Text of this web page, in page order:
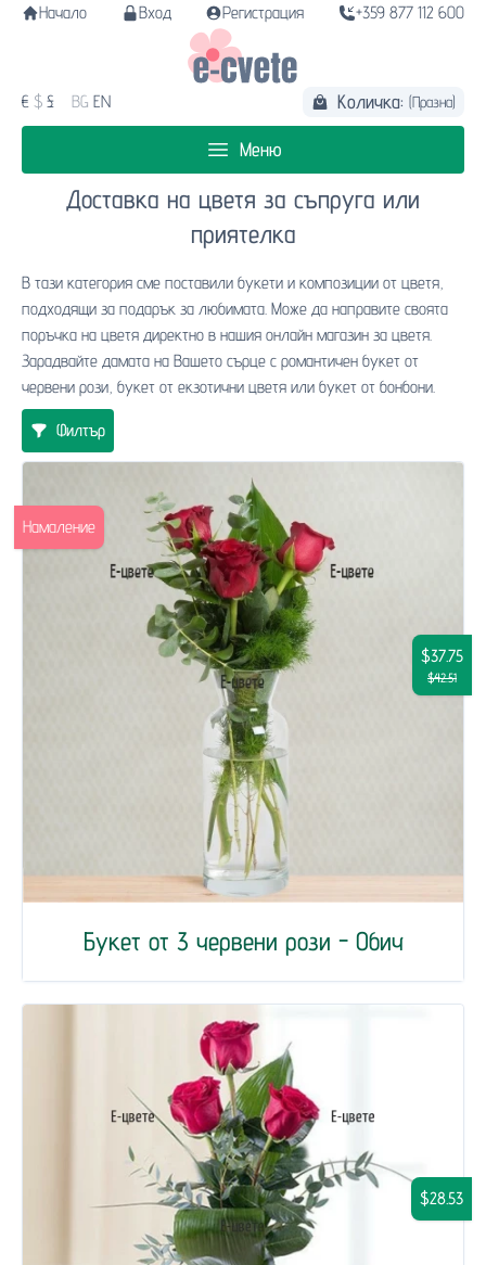
Начало Вход Регистрация +359 877 112 600
€ $ £ BG EN Количка: (Празна)
Меню
Доставка на цветя за съпруга или
приятелка
В тази категория сме поставили букети и композиции от цветя,
подходящи за подарък за любимата. Може да направите своята
поръчка на цветя директно в нашия онлайн магазин за цветя.
Зарадвайте дамата на Вашето сърце с романтичен букет от
червени рози, букет от екзотични цветя или букет от бонбони.
Филтър
Букет от 3 червени рози - Обич
$37.75
$42.51
Намаление
$28.53